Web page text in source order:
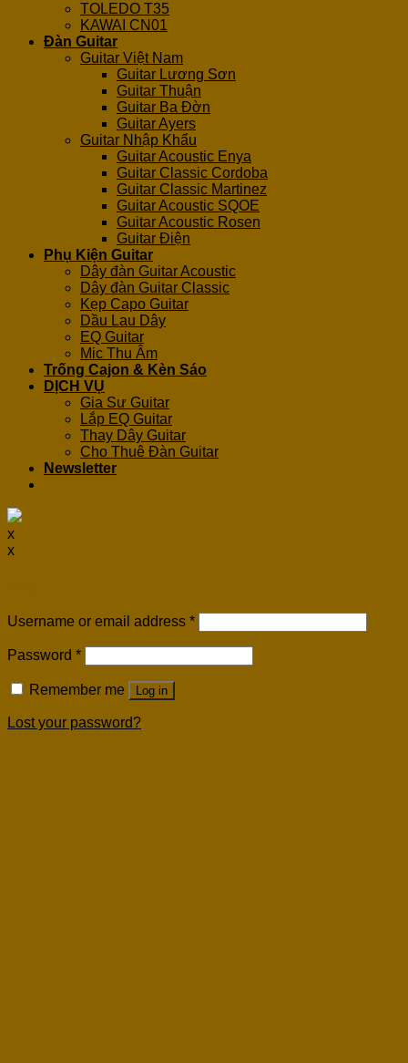
TOLEDO T35
KAWAI CN01
Đàn Guitar
Guitar Việt Nam
Guitar Lương Sơn
Guitar Thuận
Guitar Ba Đờn
Guitar Ayers
Guitar Nhập Khẩu
Guitar Acoustic Enya
Guitar Classic Cordoba
Guitar Classic Martinez
Guitar Acoustic SQOE
Guitar Acoustic Rosen
Guitar Điện
Phụ Kiện Guitar
Dây đàn Guitar Acoustic
Dây đàn Guitar Classic
Kẹp Capo Guitar
Dầu Lau Dây
EQ Guitar
Mic Thu Âm
Trống Cajon & Kèn Sáo
DỊCH VỤ
Gia Sư Guitar
Lắp EQ Guitar
Thay Dây Guitar
Cho Thuê Đàn Guitar
Newsletter
x
x
Username or email address *
Password *
Remember me Log in
Lost your password?